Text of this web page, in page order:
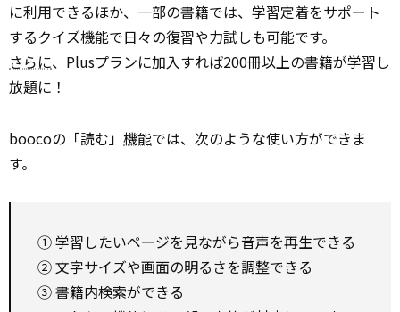
に利用できるほか、一部の書籍では、学習定着をサポート
するクイズ機能で日々の復習や力試しも可能です。
さらに、Plusプランに加入すれば200冊以上の書籍が学習し
放題に！
boocoの「読む」 機能では、次のような使い方ができま
す。
① 学習したいページを見ながら音声を再生できる
② 文字サイズや画面の明るさを調整できる
③ 書籍内検索ができる